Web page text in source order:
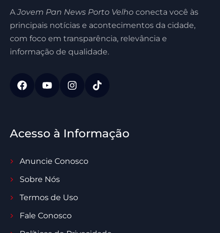
AJovem Pan News Porto Velho conecta você às
principais notícias e acontecimentos da cidade,
com foco em transparência, relevância e
informação de qualidade.
Acesso à Informação
Anuncie Conosco
Sobre Nós
Termos de Uso
Fale Conosco